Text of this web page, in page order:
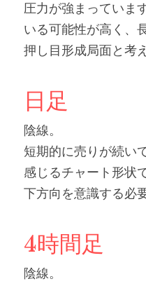
圧力が強まっていま
いる可能性が高く、
押し目形成局面と考
日足
陰線。
短期的に売りが続い
感じるチャート形状
下方向を意識する必
4時間足
陰線。